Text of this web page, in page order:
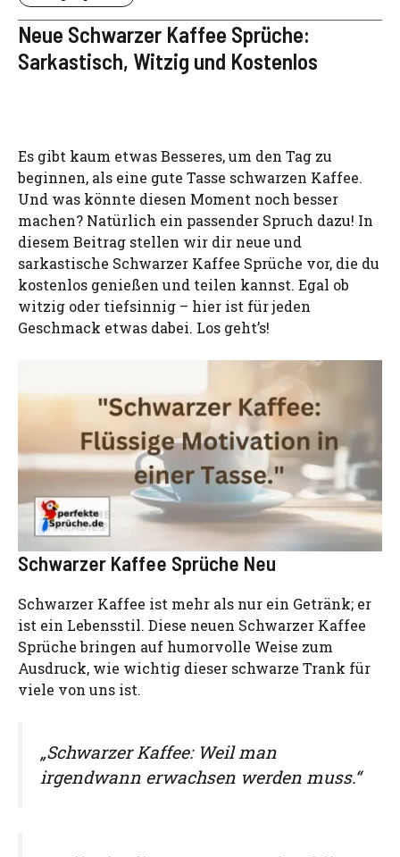
Neue Schwarzer Kaffee Sprüche:
Sarkastisch, Witzig und Kostenlos
Es gibt kaum etwas Besseres, um den Tag zu
beginnen, als eine gute Tasse schwarzen Kaffee.
Und was könnte diesen Moment noch besser
machen? Natürlich ein passender Spruch dazu! In
diesem Beitrag stellen wir dir neue und
sarkastische Schwarzer Kaffee Sprüche vor, die du
kostenlos genießen und teilen kannst. Egal ob
witzig oder tiefsinnig – hier ist für jeden
Geschmack etwas dabei. Los geht’s!
Schwarzer Kaffee Sprüche Neu
Schwarzer Kaffee ist mehr als nur ein Getränk; er
ist ein Lebensstil. Diese neuen Schwarzer Kaffee
Sprüche bringen auf humorvolle Weise zum
Ausdruck, wie wichtig dieser schwarze Trank für
viele von uns ist.
„Schwarzer Kaffee: Weil man
irgendwann erwachsen werden muss.“